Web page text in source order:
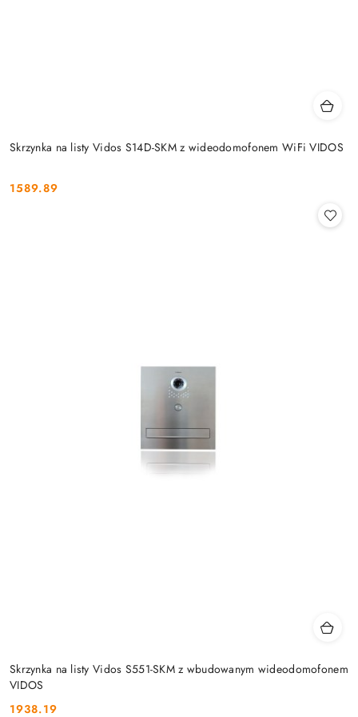
Skrzynka na listy Vidos S14D-SKM z wideodomofonem WiFi VIDOS
Cena:
1589.89
Skrzynka na listy Vidos S551-SKM z wbudowanym wideodomofonem
VIDOS
1938.19